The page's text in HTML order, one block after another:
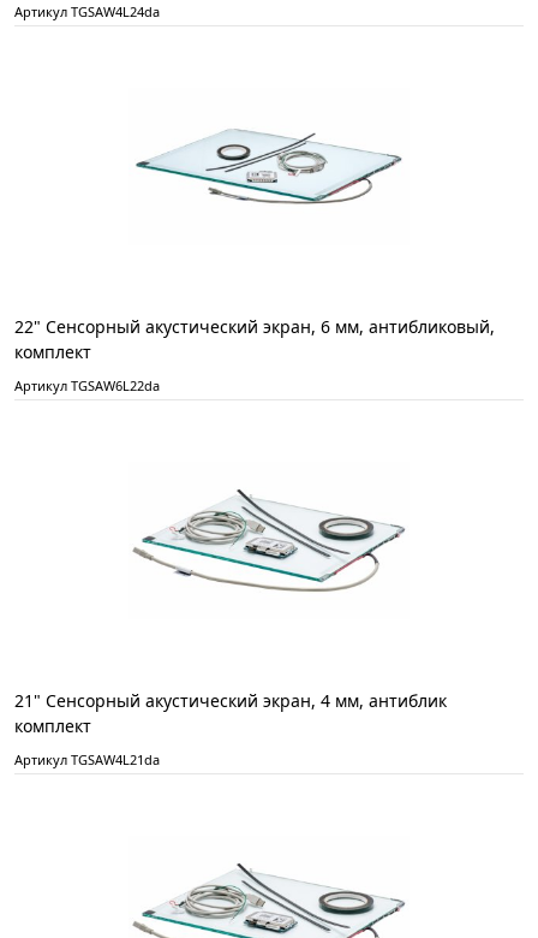
Артикул TGSAW4L24da
22" Сенсорный акустический экран, 6 мм, антибликовый,
комплект
Артикул TGSAW6L22da
21" Сенсорный акустический экран, 4 мм, антиблик
комплект
Артикул TGSAW4L21da